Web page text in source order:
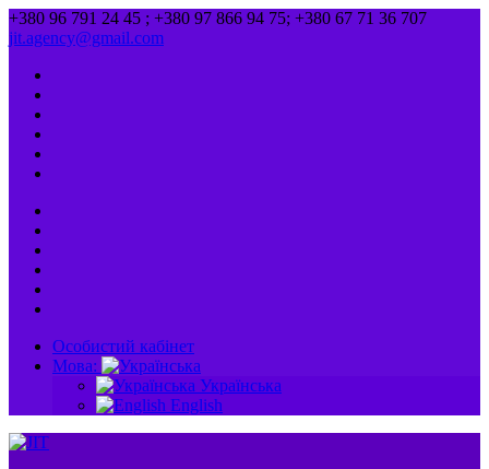
+380 96 791 24 45 ; +380 97 866 94 75; +380 67 71 36 707
jit.agency@gmail.com
Особистий кабінет
Мова:
Українська
English